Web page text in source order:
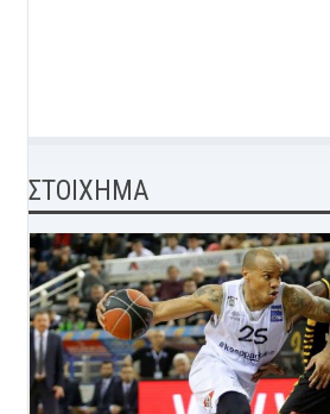
ΣΤΟΙΧΗΜΑ